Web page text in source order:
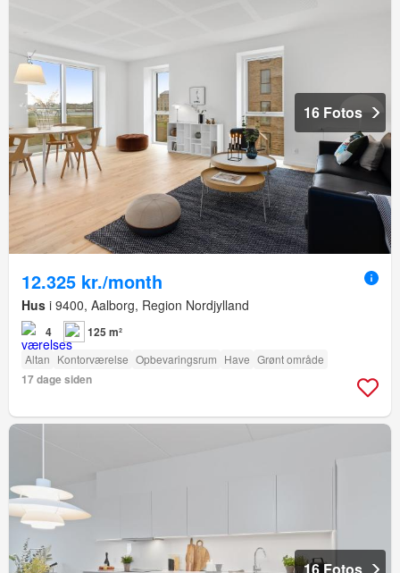
16 Fotos
12.325 kr./month
Hus i 9400, Aalborg, Region Nordjylland
4 125 m²
Altan Kontorværelse Opbevaringsrum Have Grønt område
17 dage siden
16 Fotos